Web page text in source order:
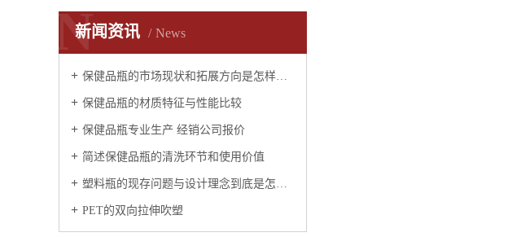
新闻资讯 News
N
保健品瓶的市场现状和拓展方向是怎样的？
保健品瓶的材质特征与性能比较
保健品瓶专业生产 经销公司报价
简述保健品瓶的清洗环节和使用价值
塑料瓶的现存问题与设计理念到底是怎样的？
PET的双向拉伸吹塑